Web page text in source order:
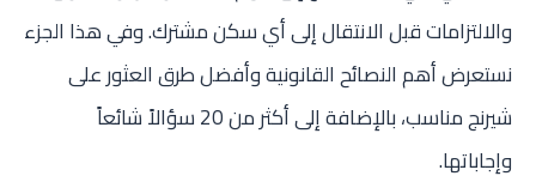
والالتزامات قبل الانتقال إلى أي سكن مشترك. وفي هذا الجزء
نستعرض أهم النصائح القانونية وأفضل طرق العثور على
شيرنج مناسب، بالإضافة إلى أكثر من 20 سؤالاً شائعاً
وإجاباتها.